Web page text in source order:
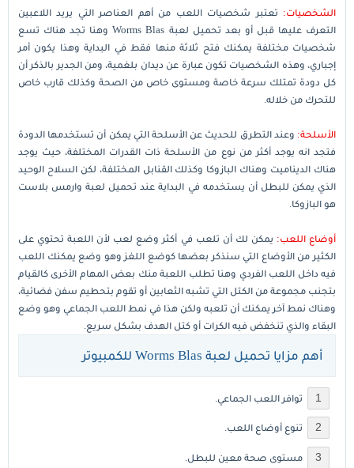
الشخصيات: تعتبر شخصيات اللعب من أهم العناصر التي يريد اللاعبين
التعرف عليها قبل أو بعد تحميل لعبة Worms Blas وهنا تجد هناك تسع
شخصيات مختلفة يمكنك فتح ثلاثة منها فقط في البداية وهذا يكون أمر
إجباري، وهذه الشخصيات تكون عبارة عن ديدان بلغمية، ومن الجدير بالذكر أن
كل دودة تمتلك سرعة خاصة ومستوى خاص من الصحة وكذلك قارب خاص
للتحرك من خلاله.
الأسلحة: وعند التطرق للحديث عن الأسلحة التي يمكن أن تستخدمها الدودة
فتجد انه يوجد أكثر من نوع من الأسلحة ذات القدرات المختلفة، حيث يوجد
هناك الديناميت وهناك البازوكا وكذلك القنابل المختلفة، لكن السلاح الوحيد
الذي يمكن للبطل أن يستخدمه في البداية عند تحميل لعبة وارمس بلاست
هو البازوكا.
أوضاع اللعب: يمكن لك أن تلعب في أكثر وضع لعب لأن اللعبة تحتوي على
الكثير من الأوضاع التي سنذكر بعضها كوضع اللغز وهو وضع يمكنك اللعب
فيه داخل اللعب الفردي وهنا تطلب اللعبة منك بعض المهام الأخرى كالقيام
بتجنب مجموعة من الكتل التي تشبه الثعابين أو تقوم بتحطيم سفن فضائية،
وهناك نمط آخر يمكنك أن تلعبه ولكن هذا في نمط اللعب الجماعي وهو وضع
البقاء والذي تنخفض فيه الكرات أو كتل الهدف بشكل سريع.
أهم مزايا تحميل لعبة Worms Blas للكمبيوتر
توافر اللعب الجماعي.
تنوع أوضاع اللعب.
مستوى صحة معين للبطل.